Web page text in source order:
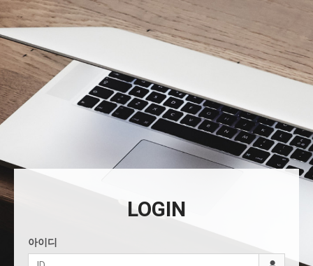
LOGIN
아이디